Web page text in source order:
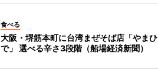
食べる
大阪・堺筋本町に台湾まぜそば店「やまひ
で」 選べる辛さ3段階（船場経済新聞）